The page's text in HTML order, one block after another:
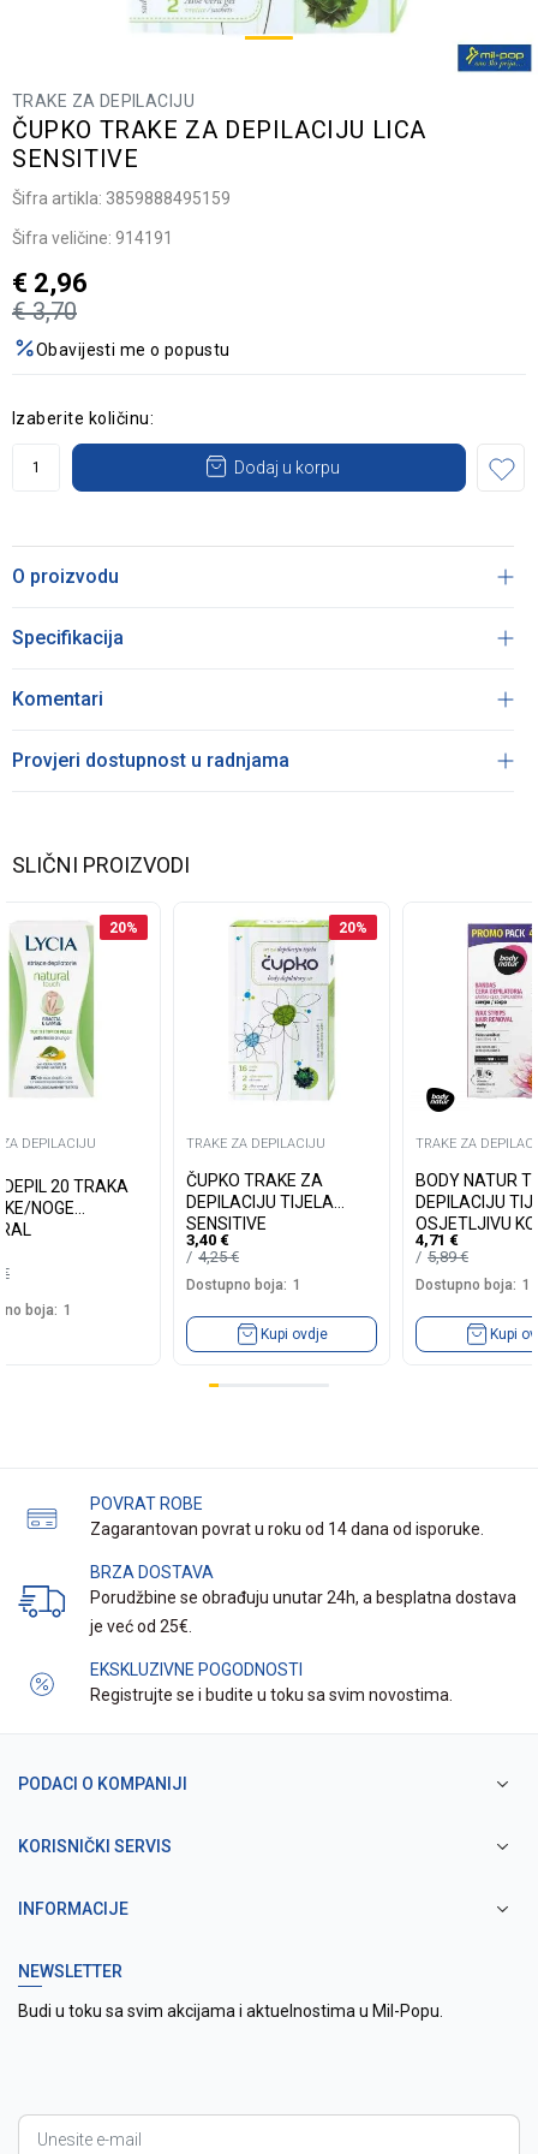
TRAKE ZA DEPILACIJU
ČUPKO TRAKE ZA DEPILACIJU LICA
SENSITIVE
Šifra artikla: 3859888495159
Šifra veličine: 914191
€ 3,70
€ 2,96
Obavijesti me o popustu
Izaberite količinu:
Dodaj u korpu
O proizvodu
Specifikacija
Komentari
Provjeri dostupnost u radnjama
SLIČNI PROIZVODI
20%
DEPILACIJU
DEPIL 20 TRAKA
NOGE
€
boja: 1
20%
TRAKE ZA DEPILACIJU
ČUPKO TRAKE ZA
DEPILACIJU TIJELA
SENSITIVE
3,40 €
4,25€
Dostupno boja: 1
Kupi ovdje
TRAKE ZA
BODY NATUR
DEPILACIJU
OSJETLJIVU
4,71 €
5,89€
Dostupno boja: 1
Kupi
POVRAT ROBE
Zagarantovan povrat u roku od 14 dana od isporuke.
BRZA DOSTAVA
Porudžbine se obrađuju unutar 24h, a besplatna dostava
je već od 25€.
EKSKLUZIVNE POGODNOSTI
Registrujte se i budite u toku sa svim novostima.
PODACI O KOMPANIJI
KORISNIČKI SERVIS
INFORMACIJE
NEWSLETTER
Budi u toku sa svim akcijama i aktuelnostima u Mil-Popu.